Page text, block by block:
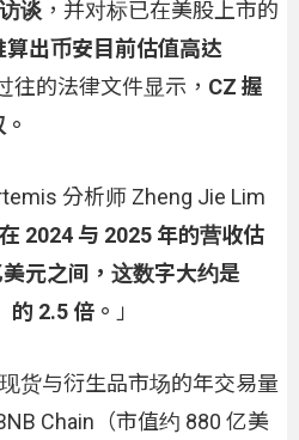
谈，并对标已在美股上市的
算出币安目前估值高达
往的法律文件显示， CZ 握
分析师 Zheng Jie Lim
在 2024 与 2025 年的营收估
元之间，这数字大约是
2.5 倍。 」
货与衍生品市场的年交易量
Chain（市值约 880 亿美